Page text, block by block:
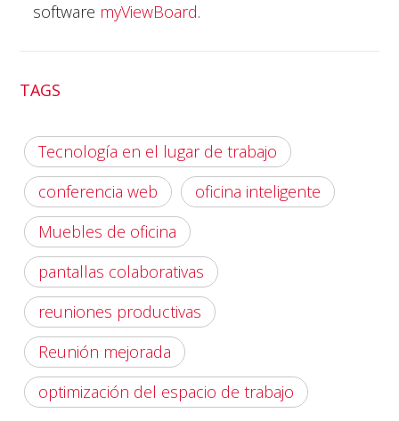
software myViewBoard.
TAGS
Tecnología en el lugar de trabajo
conferencia web
oficina inteligente
Muebles de oficina
pantallas colaborativas
reuniones productivas
Reunión mejorada
optimización del espacio de trabajo